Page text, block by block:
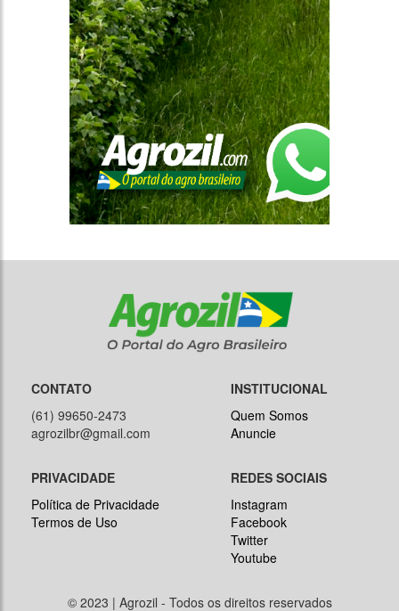
CONTATO
(61) 99650-2473
agrozilbr@gmail.com
INSTITUCIONAL
Quem Somos
Anuncie
PRIVACIDADE
Política de Privacidade
Termos de Uso
REDES SOCIAIS
Instagram
Facebook
Twitter
Youtube
© 2023 | Agrozil - Todos os direitos reservados